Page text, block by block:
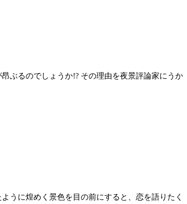
ぶるのでしょうか!? その理由を夜景評論家にうか
うに煌めく景色を目の前にすると、恋を語りたく